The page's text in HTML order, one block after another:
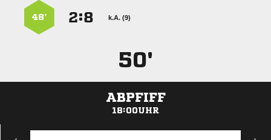
k.A. (9)
:
48’
50'
ABPFIFF
18:00UHR
ANZEIGE